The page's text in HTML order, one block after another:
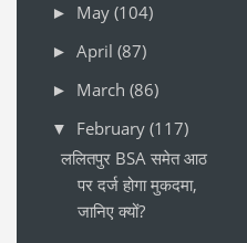
► May (104)
► April (87)
► March (86)
▼ February (117)
ललितपुर BSA समेत आठ
पर दर्ज होगा मुकदमा,
जानिए क्यों?